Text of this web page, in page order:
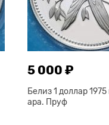
5 000 ₽
Белиз 1 доллар
ара. Пруф